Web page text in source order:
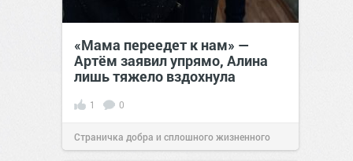
«Мама переедет к нам» —
Артём заявил упрямо, Алина
лишь тяжело вздохнула
1 0
Страничка добра и сплошного жизненного